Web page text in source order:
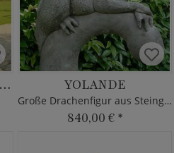
DOPPELSCHAUKEL ROBINIE YOLANDE
Große Drachenfigur aus Steinguss
840,00 € *